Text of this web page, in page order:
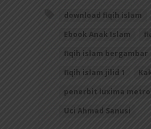
download fiqih islam
Ebook Anak Islam
fiqih islam bergambar
fiqih islam jilid 1
penerbit luxima metro
Uci Ahmad Sanusi